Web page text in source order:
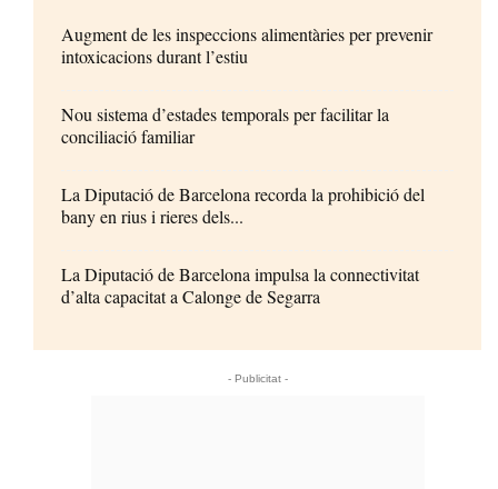
Augment de les inspeccions alimentàries per prevenir
intoxicacions durant l’estiu
Nou sistema d’estades temporals per facilitar la
conciliació familiar
La Diputació de Barcelona recorda la prohibició del
bany en rius i rieres dels...
La Diputació de Barcelona impulsa la connectivitat
d’alta capacitat a Calonge de Segarra
- Publicitat -